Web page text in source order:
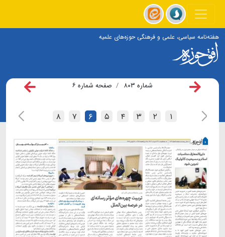
هفته‌نامه سیاسی، علمی و فرهنگی حوزه‌های علمیه
شماره ۸۰۳ صفحه شماره ۶
۱ ۲ ۳ ۴ ۵ ۶ ۷ ۸